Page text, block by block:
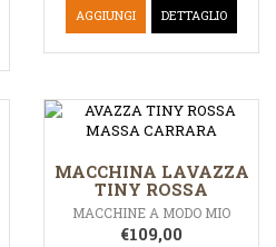
AGGIUNGI DETTAGLIO
MACCHINA LAVAZZA
TINY ROSSA
MACCHINE A MODO MIO
€109,00